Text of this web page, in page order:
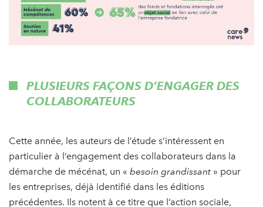
PLUSIEURS FAÇONS D’ENGAGER DES
COLLABORATEURS
Cette année, les auteurs de l’étude s’intéressent en
particulier à l’engagement des collaborateurs dans la
démarche de mécénat, un « besoin grandissant » pour
les entreprises, déjà identifié dans les éditions
précédentes. Ils notent à ce titre que l’action sociale,